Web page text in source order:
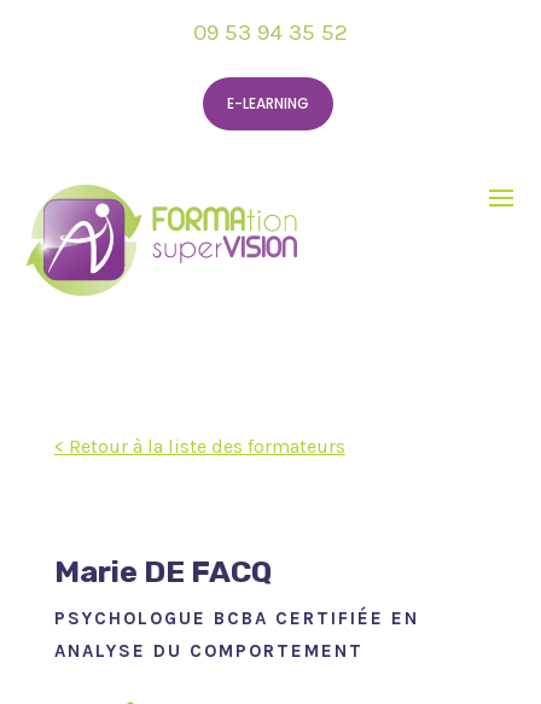
09 53 94 35 52
E-LEARNING
< Retour à la liste des formateurs
Marie DE FACQ
PSYCHOLOGUE BCBA CERTIFIÉE EN
ANALYSE DU COMPORTEMENT